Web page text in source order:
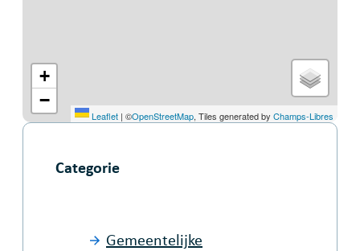
+
−
Leaflet | ©OpenStreetMap, Tiles generated by Champs-Libres
Categorie
Gemeentelijke